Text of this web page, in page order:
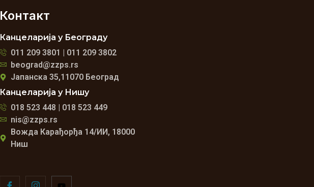
Контакт
Канцеларија у Београду
011 209 3801 | 011 209 3802
beograd@zzps.rs
Јапанска 35,11070 Београд
Канцеларија у Нишу
018 523 448 | 018 523 449
nis@zzps.rs
Вожда Карађорђа 14/ИИ, 18000
Ниш